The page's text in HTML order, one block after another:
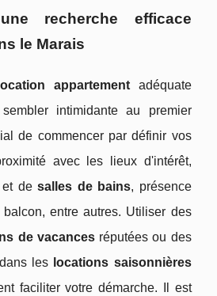
recherche efficace
le Marais
location appartementadéquate
intimidante au premier
de commencer par définir vos
avec les lieux d'intérêt,
desalles de bains, présence
entre autres. Utiliser des
de vacancesréputées ou des
les locations saisonnières
faciliter votre démarche. Il est